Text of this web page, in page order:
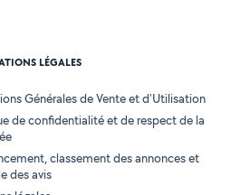
LÉGALES
Générales de Vente et d'Utilisation
de confidentialité et de respect de la
classement des annonces et
des avis